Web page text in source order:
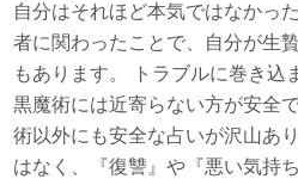
自分はそれほど本気ではなかっ
者に関わったことで、自分が生
もあります。 トラブルに巻き込
黒魔術には近寄らない方が安全
術以外にも安全な占いが沢山あ
はなく、『復讐』や『悪い気持